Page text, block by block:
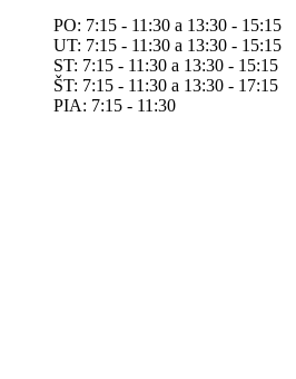
PO: 7:15 - 11:30 a 13:30 - 15:15
UT: 7:15 - 11:30 a 13:30 - 15:15
ST: 7:15 - 11:30 a 13:30 - 15:15
ŠT: 7:15 - 11:30 a 13:30 - 17:15
PIA: 7:15 - 11:30